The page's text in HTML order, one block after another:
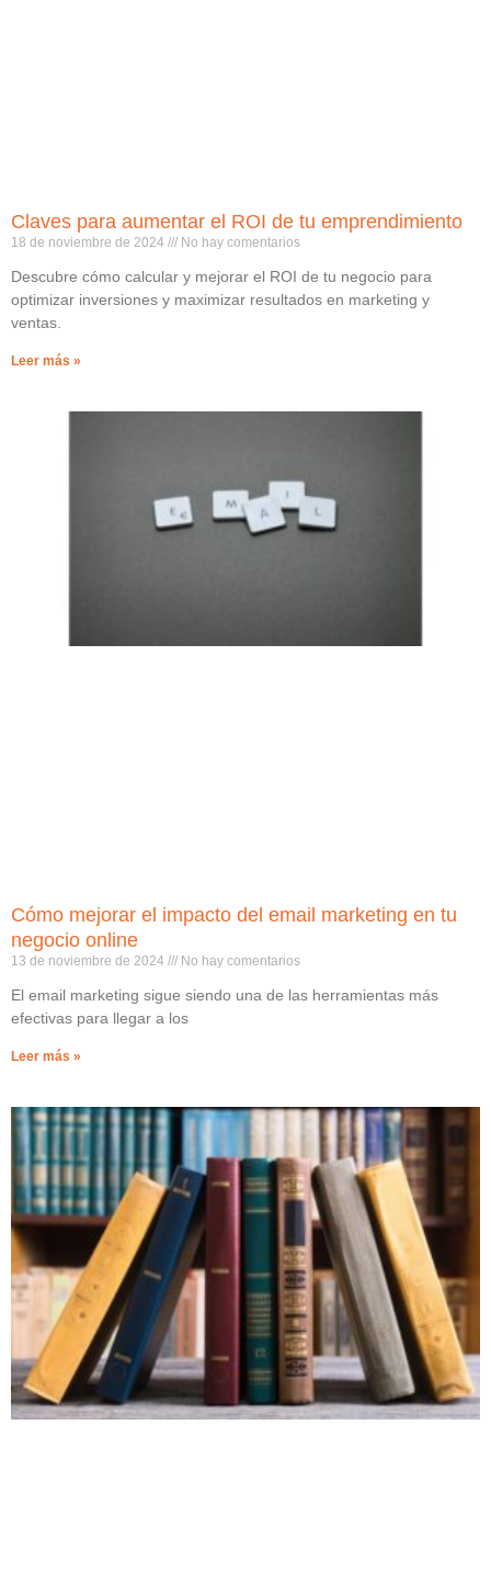
Claves para aumentar el ROI de tu emprendimiento
18 de noviembre de 2024 No hay comentarios
Descubre cómo calcular y mejorar el ROI de tu negocio para
optimizar inversiones y maximizar resultados en marketing y
ventas.
Leer más »
Cómo mejorar el impacto del email marketing en tu
negocio online
13 de noviembre de 2024 No hay comentarios
El email marketing sigue siendo una de las herramientas más
efectivas para llegar a los
Leer más »